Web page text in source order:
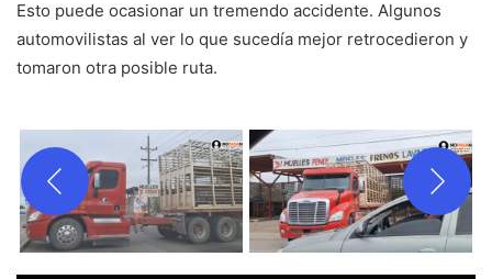
Esto puede ocasionar un tremendo accidente. Algunos
automovilistas al ver lo que sucedía mejor retrocedieron y
tomaron otra posible ruta.